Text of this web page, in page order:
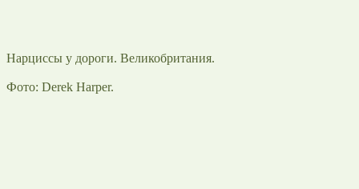
Нарциссы у дороги. Великобритания.
Фото: Derek Harper.